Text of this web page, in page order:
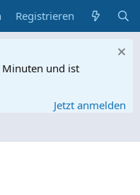
Registrieren
Minuten und ist
Jetzt anmelden